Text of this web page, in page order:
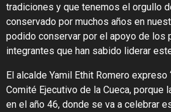
tradiciones y que tenemos el orgullo
conservado por muchos años en
podido conservar por el apoyo de los
integrantes que han sabido liderar
El alcalde Yamil Ethit Romero expreso
Comité Ejecutivo de la Cueca, porque
en el año 46, donde se va a celebrar